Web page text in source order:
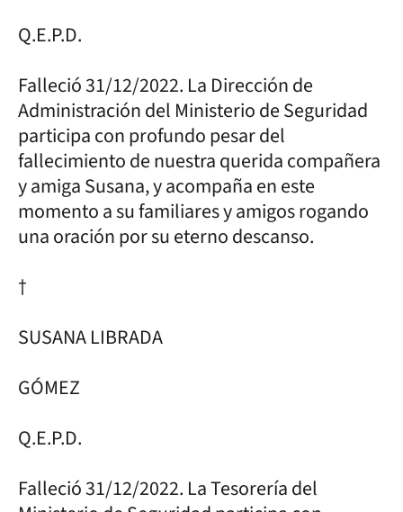
Q.E.P.D.
Falleció 31/12/2022. La Dirección de
Administración del Ministerio de Seguridad
participa con profundo pesar del
fallecimiento de nuestra querida compañera
y amiga Susana, y acompaña en este
momento a su familiares y amigos rogando
una oración por su eterno descanso.
†
SUSANA LIBRADA
GÓMEZ
Q.E.P.D.
Falleció 31/12/2022. La Tesorería del